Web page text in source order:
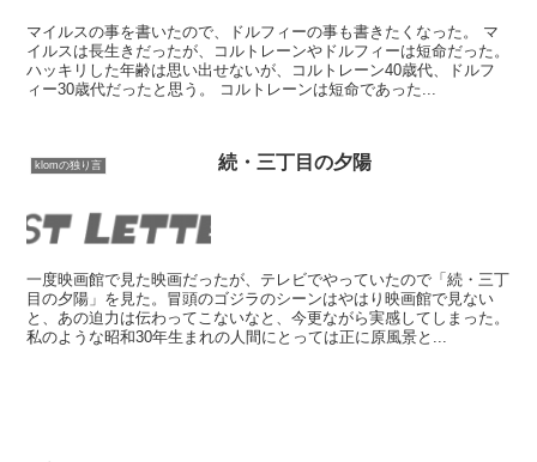
マイルスの事を書いたので、ドルフィーの事も書きたくなった。 マ
イルスは長生きだったが、コルトレーンやドルフィーは短命だった。
ハッキリした年齢は思い出せないが、コルトレーン40歳代、ドルフ
ィー30歳代だったと思う。 コルトレーンは短命であった...
klomの独り言 続・三丁目の夕陽
一度映画館で見た映画だったが、テレビでやっていたので「続・三丁
目の夕陽」を見た。冒頭のゴジラのシーンはやはり映画館で見ない
と、あの迫力は伝わってこないなと、今更ながら実感してしまった。
私のような昭和30年生まれの人間にとっては正に原風景と...